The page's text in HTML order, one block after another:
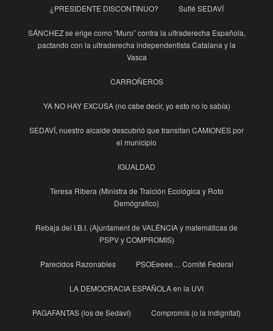
¿PRESIDENTE DISCONTINUO? Suflé SEDAVÍ
SÁNCHEZ se erige como “Muro” contra la ultraderecha Española,
pactando con la ultraderecha independentista Catalana y la
Vasca
CARROÑEROS
YA NO HAY EXCUSA (no cabe decir, yo esto no lo sabía)
SEDAVÍ, nuestro alcalde descubrió que transitan CAMIONES por
el municipio
IGUALDAD
Teresa Ribera (Ministra de Traición Ecológica y Roto
Demógrafico)
Rebaja del I.B.I. (Ajuntament de VALÉNCIA y matemáticas de
PSPV y COMPROMIS)
Parecidos Razonables PSOEeeee… Comité Federal
LA DEMOCRACIA ESPAÑOLA en la UVI
PAGAFANTAS (los de Sedaví) Compromís (o la indignitat)